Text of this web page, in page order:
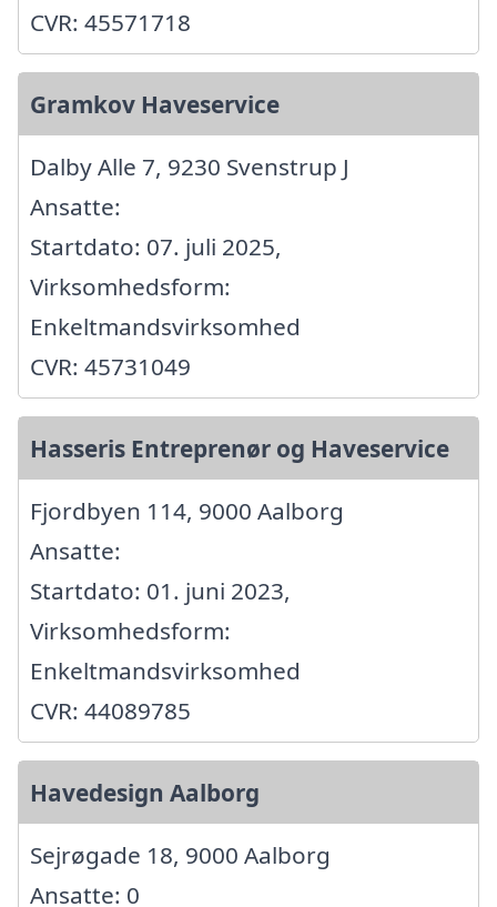
CVR: 45571718
Gramkov Haveservice
Dalby Alle 7, 9230 Svenstrup J
Ansatte:
Startdato: 07. juli 2025,
Virksomhedsform:
Enkeltmandsvirksomhed
CVR: 45731049
Hasseris Entreprenør og Haveservice
Fjordbyen 114, 9000 Aalborg
Ansatte:
Startdato: 01. juni 2023,
Virksomhedsform:
Enkeltmandsvirksomhed
CVR: 44089785
Havedesign Aalborg
Sejrøgade 18, 9000 Aalborg
Ansatte: 0